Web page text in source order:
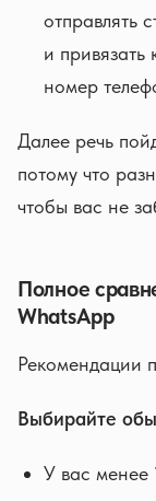
отправлять
и привязать
номер
Далее речь
потому что
чтобы вас не
Полное
WhatsApp
Рекомендации
Выбирайте
У вас менее